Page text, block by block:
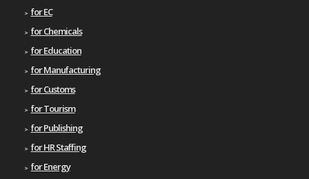
for EC
for Chemicals
for Education
for Manufacturing
for Customs
for Tourism
for Publishing
for HR Staffing
for Energy